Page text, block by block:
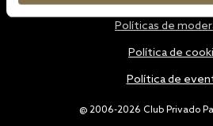
@ 2006-2026 Club Privado
Políticas de
Política de
Política de